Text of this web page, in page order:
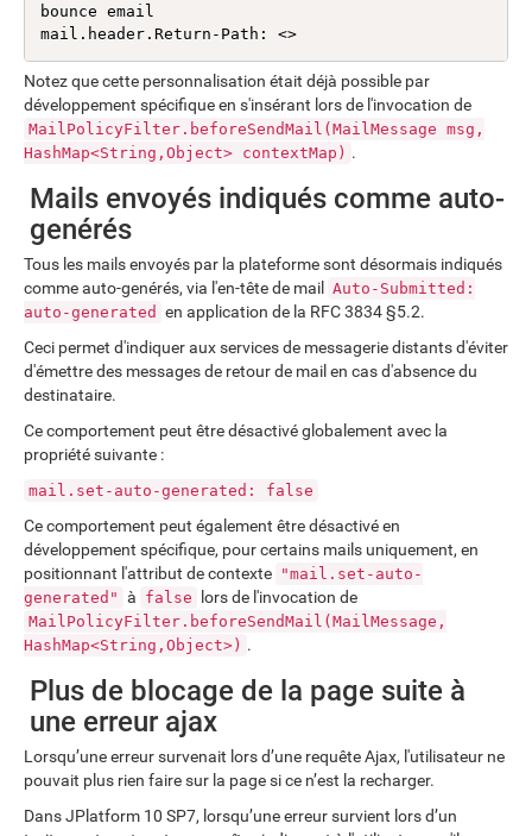
bounce email
mail.header.Return-Path: <>
Notez que cette personnalisation était déjà possible par
développement spécifique en s'insérant lors de l'invocation de
MailPolicyFilter.beforeSendMail(MailMessage msg,
HashMap<String,Object> contextMap) .
Mails envoyés indiqués comme auto-
genérés
Tous les mails envoyés par la plateforme sont désormais indiqués
comme auto-genérés, via l'en-tête de mail
Auto-Submitted:
auto-generated en application de la RFC 3834 §5.2.
Ceci permet d'indiquer aux services de messagerie distants d'éviter
d'émettre des messages de retour de mail en cas d'absence du
destinataire.
Ce comportement peut être désactivé globalement avec la
propriété suivante :
mail.set-auto-generated: false
Ce comportement peut également être désactivé en
développement spécifique, pour certains mails uniquement, en
positionnant l'attribut de contexte "mail.set-auto-
generated" à false lors de l'invocation de
MailPolicyFilter.beforeSendMail(MailMessage,
HashMap<String,Object>) .
Plus de blocage de la page suite à
une erreur ajax
Lorsqu’une erreur survenait lors d’une requête Ajax, l'utilisateur ne
pouvait plus rien faire sur la page si ce n’est la recharger.
Dans JPlatform 10 SP7, lorsqu’une erreur survient lors d’un